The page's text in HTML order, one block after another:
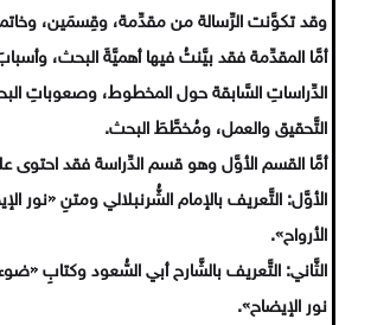
وقد تكوَّنت الرِّسالة من مقدِّمة، وقِسمَين،
أمَّا المقدِّمة فقد بيَّنتُ فيها أهميَّةَ البحث، وأسبابَ
الدِّراساتِ السَّابقة حول المخطوط، وصعوباتِ
التَّحقيق والعمل، ومُخطَّطَ البحث.
أمَّا القسم الأوَّل وهو قسم الدِّراسة فقد احتوى
الأوَّل: التَّعريف بالإمام الشُّرنبلالي ومتنِ «نور
الأرواح».
الثَّاني: التَّعريف بالشَّارح أبي السُّعود وكتابِ
نور الإيضاح».